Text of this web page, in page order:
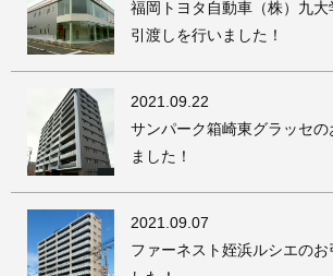
福岡トヨタ自動車（株）九大
引渡しを行いました！
2021.09.22
サンパーク箱崎東グラッセ
ました！
2021.09.07
ファーネスト姪浜ルシエのお